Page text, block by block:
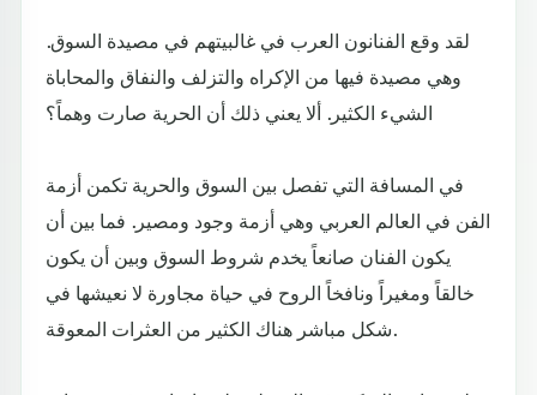
لقد وقع الفنانون العرب في غالبيتهم في مصيدة السوق.
وهي مصيدة فيها من الإكراه والتزلف والنفاق والمحاباة
الشيء الكثير. ألا يعني ذلك أن الحرية صارت وهماً؟
في المسافة التي تفصل بين السوق والحرية تكمن أزمة
الفن في العالم العربي وهي أزمة وجود ومصير. فما بين أن
يكون الفنان صانعاً يخدم شروط السوق وبين أن يكون
خالقاً ومغيراً ونافخاً الروح في حياة مجاورة لا نعيشها في
شكل مباشر هناك الكثير من العثرات المعوقة.